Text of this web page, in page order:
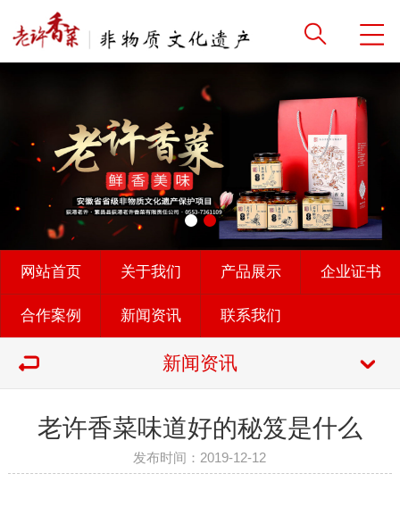
网站首页 关于我们 产品展示 企业证书
合作案例 新闻资讯 联系我们
新闻资讯
老许香菜味道好的秘笈是什么
发布时间：2019-12-12